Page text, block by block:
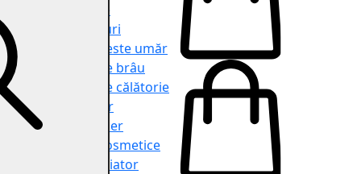
Serviete
Rucsacuri
Genți peste umăr
Genți de brâu
Genți de călătorie
Shopper
Organiser
Truse cosmetice
Seria Aviator